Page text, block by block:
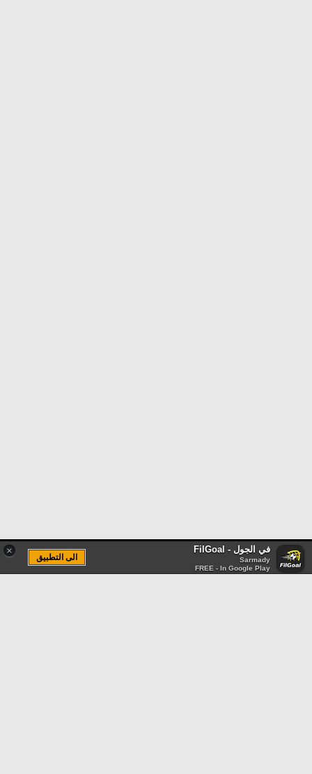
× في الجول - FilGoal
Sarmady
FREE - In Google Play
الى التطبيق